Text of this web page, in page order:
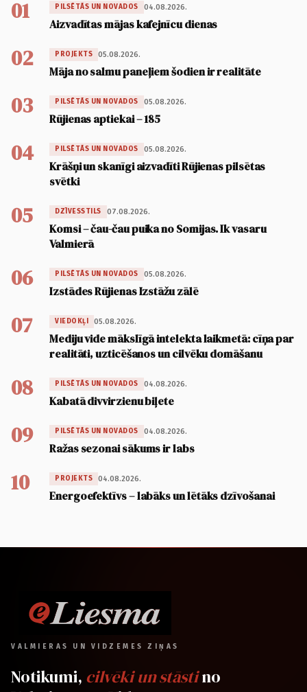
01 PILSĒTĀS UN NOVADOS 04.08.2026.
Aizvadītas mājas kafejnīcu dienas
02 PROJEKTS 05.08.2026.
Māja no salmu paneļiem šodien ir realitāte
03 PILSĒTĀS UN NOVADOS 05.08.2026.
Rūjienas aptiekai – 185
04 PILSĒTĀS UN NOVADOS 05.08.2026.
Krāšņi un skanīgi aizvadīti Rūjienas pilsētas
svētki
05 DZĪVESSTILS 07.08.2026.
Komsi – čau-čau puika no Somijas. Ik vasaru
Valmierā
06 PILSĒTĀS UN NOVADOS 05.08.2026.
Izstādes Rūjienas Izstāžu zālē
07 VIEDOKĻI 05.08.2026.
Mediju vide mākslīgā intelekta laikmetā: cīņa par
realitāti, uzticēšanos un cilvēku domāšanu
08 PILSĒTĀS UN NOVADOS 04.08.2026.
Kabatā divvirzienu biļete
09 PILSĒTĀS UN NOVADOS 04.08.2026.
Ražas sezonai sākums ir labs
10 PROJEKTS 04.08.2026.
Energoefektīvs – labāks un lētāks dzīvošanai
VALMIERAS UN VIDZEMES ZIŅAS
Notikumi, cilvēki un stāstino